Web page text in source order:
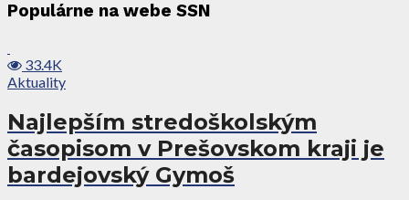
Populárne na webe SSN
33.4K
Aktuality
Najlepším stredoškolským
časopisom v Prešovskom kraji je
bardejovský Gymoš